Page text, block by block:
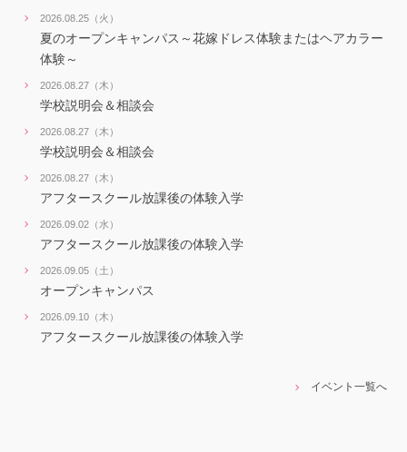
2026.08.25（火）
夏のオープンキャンパス～花嫁ドレス体験またはヘアカラー
体験～
2026.08.27（木）
学校説明会＆相談会
2026.08.27（木）
学校説明会＆相談会
2026.08.27（木）
アフタースクール放課後の体験入学
2026.09.02（水）
アフタースクール放課後の体験入学
2026.09.05（土）
オープンキャンパス
2026.09.10（木）
アフタースクール放課後の体験入学
イベント一覧へ